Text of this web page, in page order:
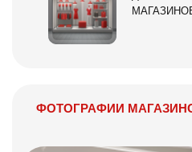
ФОТОГРАФИИ